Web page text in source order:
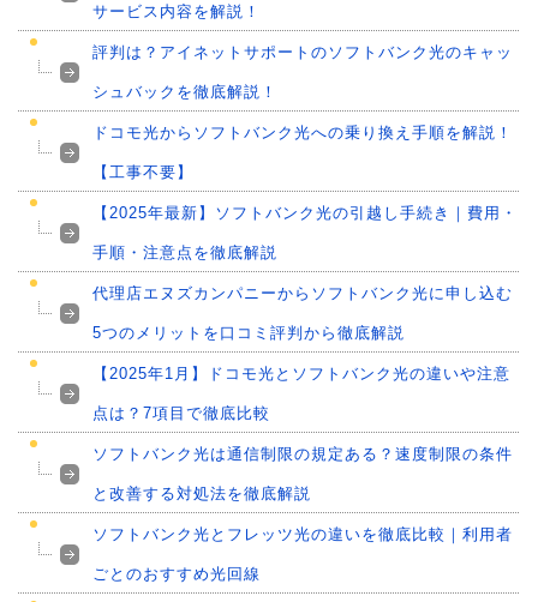
サービス内容を解説！
評判は？アイネットサポートのソフトバンク光のキャッ
シュバックを徹底解説！
ドコモ光からソフトバンク光への乗り換え手順を解説！
【工事不要】
【2025年最新】ソフトバンク光の引越し手続き｜費用・
手順・注意点を徹底解説
代理店エヌズカンパニーからソフトバンク光に申し込む
5つのメリットを口コミ評判から徹底解説
【2025年1月】ドコモ光とソフトバンク光の違いや注意
点は？7項目で徹底比較
ソフトバンク光は通信制限の規定ある？速度制限の条件
と改善する対処法を徹底解説
ソフトバンク光とフレッツ光の違いを徹底比較｜利用者
ごとのおすすめ光回線